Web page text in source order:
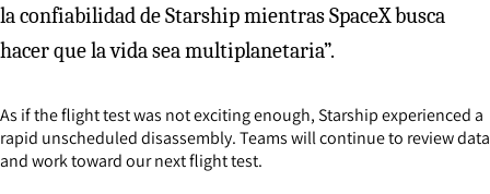
la confiabilidad de Starship mientras SpaceX busca
hacer que la vida sea multiplanetaria”.
As if the flight test was not exciting enough, Starship experienced a
rapid unscheduled disassembly. Teams will continue to review data
and work toward our next flight test.